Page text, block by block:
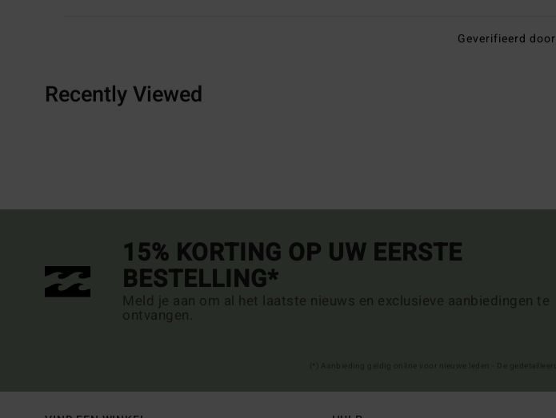
Geverifieerd door
Recently Viewed
15% KORTING OP UW EERSTE
BESTELLING*
Meld je aan om al het laatste nieuws en exclusieve aanbiedingen te
ontvangen.